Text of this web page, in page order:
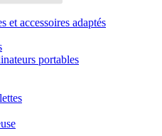
et accessoires adaptés
portables